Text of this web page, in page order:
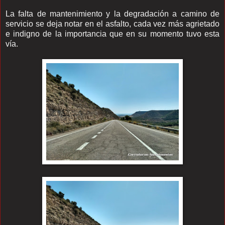
La falta de mantenimiento y la degradación a camino de
servicio se deja notar en el asfalto, cada vez más agrietado
e indigno de la importancia que en su momento tuvo esta
vía.